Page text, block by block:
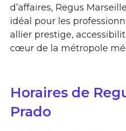
d’affaires, Regus
idéal pour les
allier prestige,
cœur de la métropole
Horaires de
Prado